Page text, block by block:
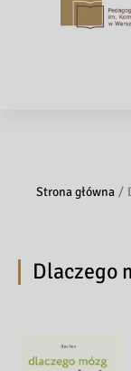
Strona główna
Dlaczego